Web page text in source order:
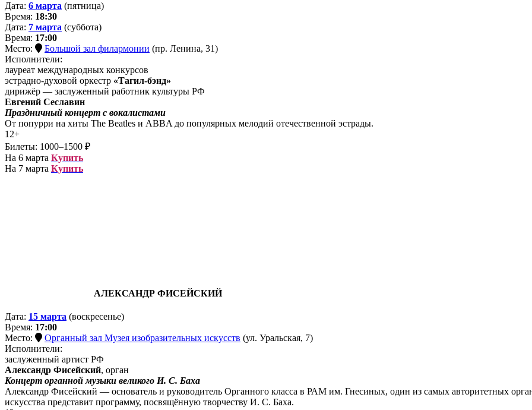
Дата: 6 марта (пятница)
Время: 18:30
Дата: 7 марта (суббота)
Время: 17:00
Место:
Большой зал филармонии (пр. Ленина, 31)
Исполнители:
лауреат международных конкурсов
эстрадно-духовой оркестр «Тагил-бэнд»
дирижёр — заслуженный работник культуры РФ
Евгений Сеславин
Праздничный концерт с вокалистами
От попурри на хиты The Beatles и ABBA до популярных мелодий отечественной эстрады.
12+
Билеты: 1000–1500 ₽
На 6 марта Купить
На 7 марта Купить
АЛЕКСАНДР ФИСЕЙСКИЙ
Дата: 15 марта (воскресенье)
Время: 17:00
Место:
Органный зал Музея изобразительных искусств (ул. Уральская, 7)
Исполнители:
заслуженный артист РФ
Александр Фисейский, орган
Концерт органной музыки великого И. С. Баха
Александр Фисейский — основатель и руководитель Органного класса в РАМ им. Гнесиных, один из самых авторитетных
искусства представит программу, посвящённую творчеству И. С. Баха.